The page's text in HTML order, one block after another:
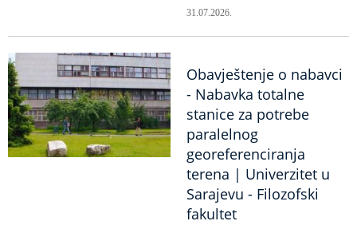
31.07.2026.
Obavještenje o nabavci
- Nabavka totalne
stanice za potrebe
paralelnog
georeferenciranja
terena | Univerzitet u
Sarajevu - Filozofski
fakultet